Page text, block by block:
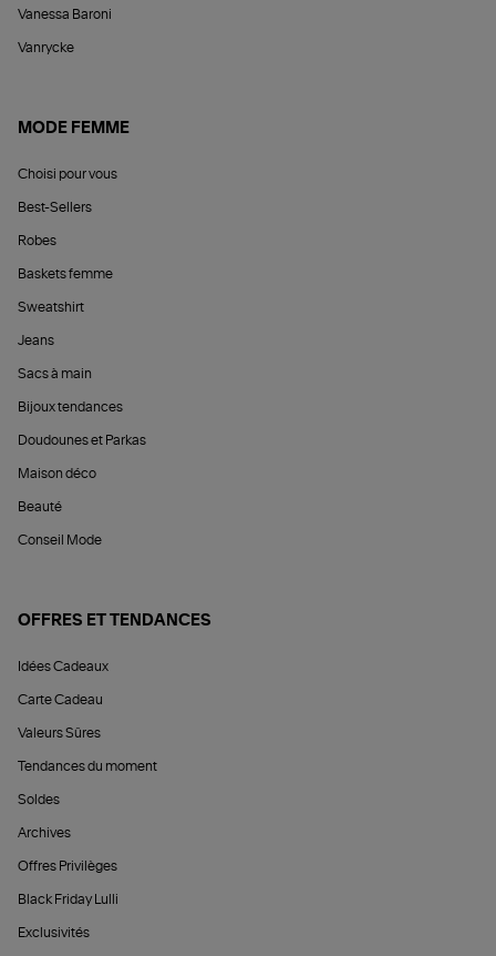
Vanessa Baroni
Vanrycke
MODE FEMME
Choisi pour vous
Best-Sellers
Robes
Baskets femme
Sweatshirt
Jeans
Sacs à main
Bijoux tendances
Doudounes et Parkas
Maison déco
Beauté
Conseil Mode
OFFRES ET TENDANCES
Idées Cadeaux
Carte Cadeau
Valeurs Sûres
Tendances du moment
Soldes
Archives
Offres Privilèges
Black Friday Lulli
Exclusivités